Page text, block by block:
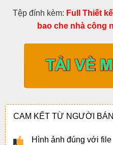
Tệp đính kèm: Full Thiết
bao che nhà công
CAM KẾT TỪ NGƯỜI BÁN
Hình ảnh đúng với file